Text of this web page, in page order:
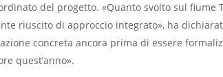
del progetto. «Quanto svolto sul fiume
riuscito di approccio integrato», ha
concreta ancora prima di essere
quest’anno».